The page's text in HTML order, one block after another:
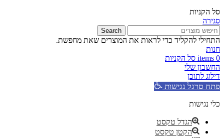
סל הקניות
סגירה
Search
התחילי להקליד כדי לראות את המוצרים שאת מחפשת.
חנות
0
items סל הקניות
החשבון שלי
דילוג לתוכן
פתח סרגל נגישות
כלי נגישות
הגדל טקסט
הקטן טקסט